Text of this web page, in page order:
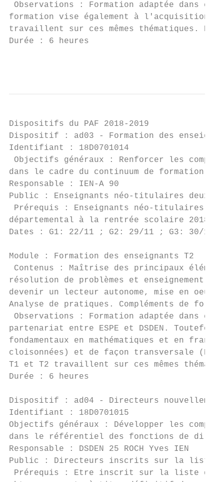
Observations : Formation adaptée dans
formation vise également à l'acquisition
travaillent sur ces mêmes thématiques.
Durée : 6 heures
Dispositifs du PAF 2018-2019
Dispositif : ad03 - Formation des
Identifiant : 18D0701014
Objectifs généraux : Renforcer les
dans le cadre du continuum de formation.
Responsable : IEN-A 90
Public : Enseignants néo-titulaires
Prérequis : Enseignants néo-titulaires
départemental à la rentrée scolaire 2018/
Dates : G1: 22/11 ; G2: 29/11 ; G3: 30/11
Module : Formation des enseignants T2
Contenus : Maîtrise des principaux
résolution de problèmes et
devenir un lecteur autonome, mise en
Analyse de pratiques. Compléments de
Observations : Formation adaptée dans
partenariat entre ESPE et DSDEN.
fondamentaux en mathématiques et en
cloisonnées) et de façon transversale
T1 et T2 travaillent sur ces mêmes
Durée : 6 heures
Dispositif : ad04 - Directeurs
Identifiant : 18D0701015
Objectifs généraux : Développer les
dans le référentiel des fonctions de
Responsable : DSDEN 25 ROCH Yves
Public : Directeurs inscrits sur la liste
Prérequis : Etre inscrit sur la liste